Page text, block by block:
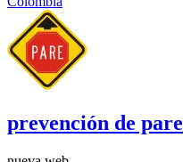
prevención de pare